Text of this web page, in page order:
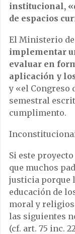
institucional,
de espacios
El Ministerio de
implementar
evaluar en
aplicación y
y «el Congreso
semestral
cumplimento.
Si este
que muchos
justicia porque
educación de
moral y
las siguientes
(cf. art. 75 inc.